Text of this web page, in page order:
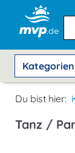
Kategorien
Du bist hier:
Tanz /